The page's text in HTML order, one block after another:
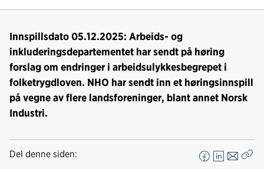
Innspillsdato 05.12.2025: Arbeids- og
inkluderingsdepartementet har sendt på høring
forslag om endringer i arbeidsulykkesbegrepet i
folketrygdloven. NHO har sendt inn et høringsinnspill
på vegne av flere landsforeninger, blant annet Norsk
Industri.
Del denne siden:
F
L
E